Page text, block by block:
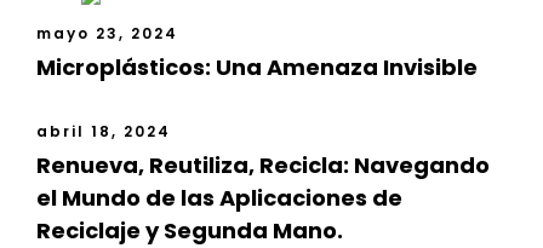
mayo 23, 2024
Microplásticos: Una Amenaza Invisible
abril 18, 2024
Renueva, Reutiliza, Recicla: Navegando
el Mundo de las Aplicaciones de
Reciclaje y Segunda Mano.